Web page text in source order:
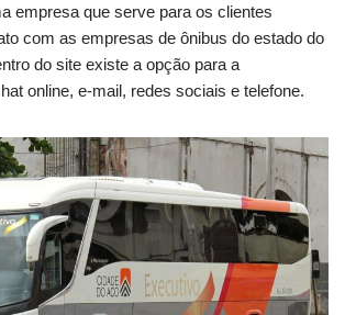
empresa que serve para os clientes
com as empresas de ônibus do estado do
do site existe a opção para a
online, e-mail, redes sociais e telefone.